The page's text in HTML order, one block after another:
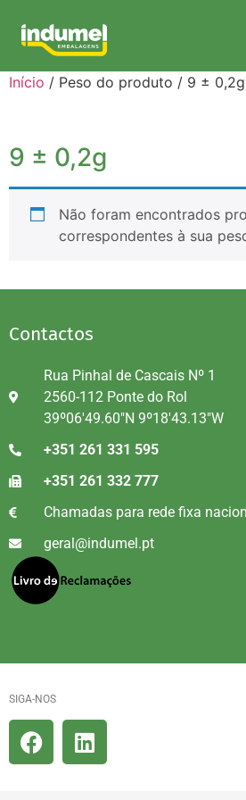
Início / Peso do produto / 9 ± 0,2g
9 ± 0,2g
Não foram encontrados
correspondentes à sua
Contactos
Rua Pinhal de Cascais Nº 1
2560-112 Ponte do Rol
39º06'49.60"N 9º18'43.13"W
+351 261 331 595
+351 261 332 777
Chamadas para rede fixa
geral@indumel.pt
SIGA-NOS